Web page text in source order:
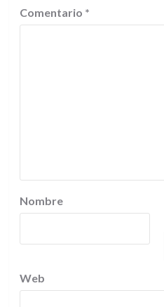
Comentario *
Nombre
Web